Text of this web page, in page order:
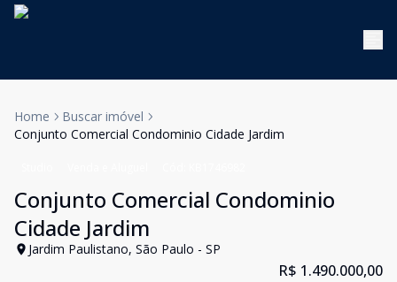
Home
Buscar imóvel
Conjunto Comercial Condominio Cidade Jardim
Conjunto Comercial Condominio
Cidade Jardim
Jardim Paulistano, São Paulo - SP
R$ 1.490.000,00